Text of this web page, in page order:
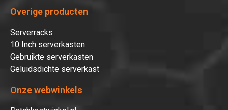
Overige producten
Serverracks
10 Inch serverkasten
Gebruikte serverkasten
Geluidsdichte serverkast
Onze webwinkels